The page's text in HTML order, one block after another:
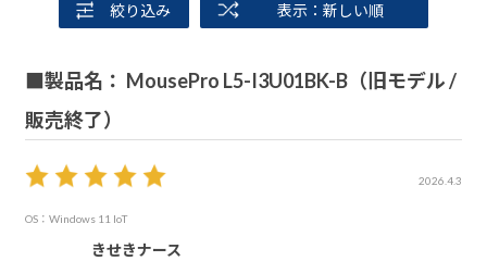
絞り込み 表示：新しい順
■製品名： MousePro L5-I3U01BK-B（旧モデル /
販売終了）
2026.4.3
OS：Windows 11 IoT
きせきナース